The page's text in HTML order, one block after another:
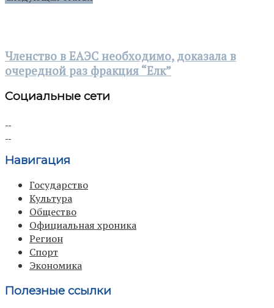
Членство в ЕАЭС необходимо, доказала в
очередной раз фракция “Елк”
Социальные сети
Навигация
Государство
Культура
Общество
Официальная хроника
Регион
Спорт
Экономика
Полезные ссылки